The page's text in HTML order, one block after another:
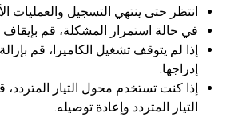
انتظر حتى ينتهي التسجيل والعمليات
في حالة استمرار المشكلة، قم بإيقاف
إذا لم يتوقف تشغيل الكاميرا، قم
إدراجها.
إذا كنت تستخدم محول التيار
التيار المتردد وإعادة توصيله.